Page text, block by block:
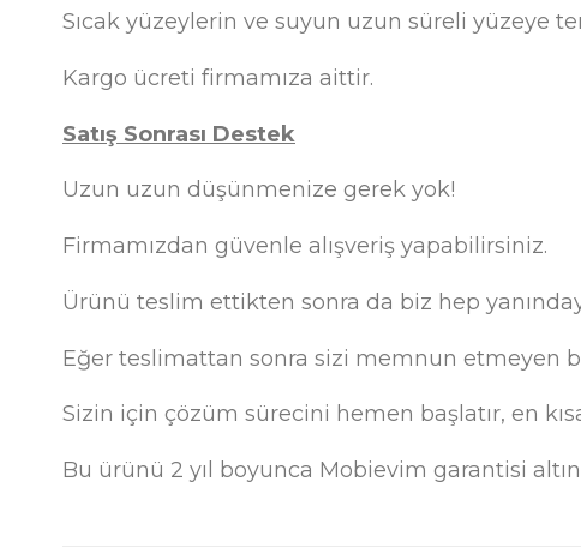
Sıcak yüzeylerin ve suyun uzun süreli yüzeye
Kargo ücreti firmamıza aittir.
Satış Sonrası Destek
Uzun uzun düşünmenize gerek yok!
Firmamızdan güvenle alışveriş yapabilirsiniz.
Ürünü teslim ettikten sonra da biz hep
Eğer teslimattan sonra sizi memnun etmeyen
Sizin için çözüm sürecini hemen başlatır, en
Bu ürünü 2 yıl boyunca Mobievim garantisi